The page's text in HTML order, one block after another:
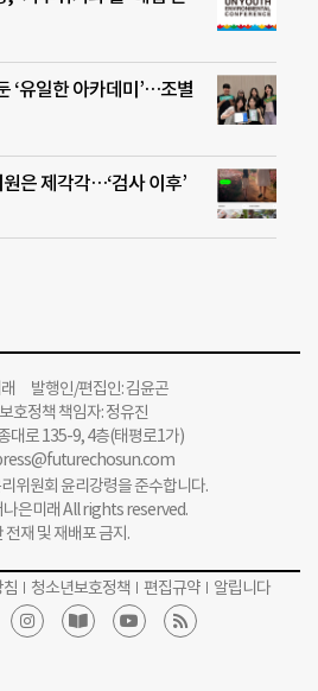
‘유일한 아카데미’…조별
은 제각각…‘검사 이후’
래 발행인/편집인: 김윤곤
호정책 책임자: 정유진
대로 135-9, 4층(태평로1가)
위원회 윤리강령을 준수합니다.
은미래 All rights reserved.
전재 및 재배포 금지.
청소년보호정책 편집규약 알립니다